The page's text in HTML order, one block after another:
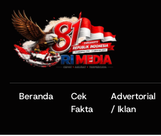
Beranda
Cek
Fakta
Advertorial
/ Iklan